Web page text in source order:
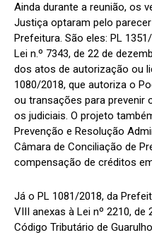
Ainda durante a reunião, os
Justiça optaram pelo
Prefeitura. São eles: PL
Lei n.º 7343, de 22 de
dos atos de autorização ou
1080/2018, que autoriza o
ou transações para prevenir
os judiciais. O projeto
Prevenção e Resolução
Câmara de Conciliação de
compensação de créditos
Já o PL 1081/2018, da
VIII anexas à Lei nº 2210,
Código Tributário de